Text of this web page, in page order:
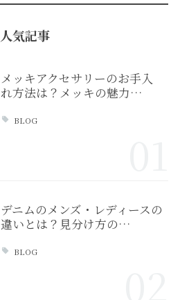
人気記事
メッキアクセサリーのお手入
れ方法は？メッキの魅力…
BLOG
デニムのメンズ・レディースの
違いとは？見分け方の…
BLOG